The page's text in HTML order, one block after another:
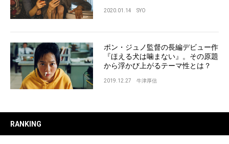
2020.01.14 SYO
ポン・ジュノ監督の長編デビュー作
『ほえる犬は噛まない』。その原題
から浮かび上がるテーマ性とは？
2019.12.27 牛津厚信
RANKING